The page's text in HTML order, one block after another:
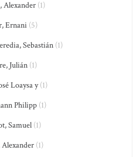
Alexander(1)
Ernani (5)
Sebastián(1)
Julián(1)
Loaysa y(1)
Philipp(1)
Samuel(1)
(1)